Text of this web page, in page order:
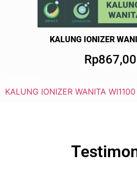
KALUNG IONIZER
KALUNG IONIZER WANITA WI1100